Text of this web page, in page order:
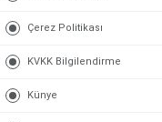
Çerez Politikası
KVKK Bilgilendirme
Künye